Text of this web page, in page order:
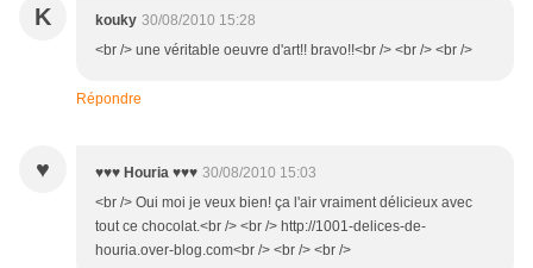
K kouky 30/08/2010 15:28
<br /> une véritable oeuvre d'art!! bravo!!<br /> <br /> <br />
Répondre
♥ ♥♥♥ Houria ♥♥♥ 30/08/2010 15:03
<br /> Oui moi je veux bien! ça l'air vraiment délicieux avec
tout ce chocolat.<br /> <br /> http://1001-delices-de-
houria.over-blog.com<br /> <br /> <br />